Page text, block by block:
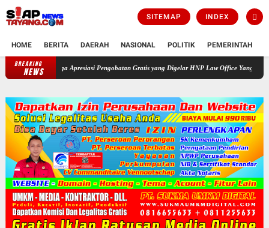
SITEMAP INDEX
HOME BERITA DAERAH NASIONAL POLITIK PEMERINTAH
BREAKING
NEWS
Warga Apresiasi Pengobatan Gratis yang Digelar HNP Law Office Yang bekerja sama